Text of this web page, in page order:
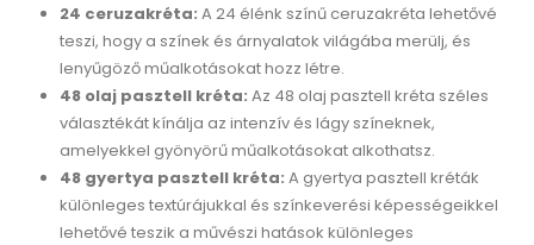
24 ceruzakréta: A 24 élénk színű ceruzakréta lehetővé
teszi, hogy a színek és árnyalatok világába merülj, és
lenyűgöző műalkotásokat hozz létre.
48 olaj pasztell kréta: Az 48 olaj pasztell kréta széles
választékát kínálja az intenzív és lágy színeknek,
amelyekkel gyönyörű műalkotásokat alkothatsz.
48 gyertya pasztell kréta: A gyertya pasztell kréták
különleges textúrájukkal és színkeverési képességeikkel
lehetővé teszik a művészi hatások különleges